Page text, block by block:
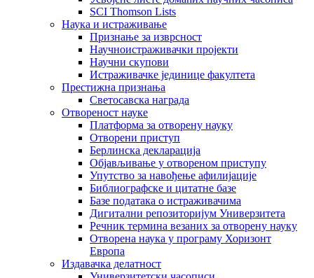
SCI Thomson Lists
Наука и истраживање
Признање за изврсност
Научноистраживачки пројекти
Научни скупови
Истраживачке јединице факултета
Престижна признања
Светосавска награда
Отвореност науке
Платформа за отворену науку
Отворени приступ
Берлинска декларација
Објављивање у отвореном приступу
Упутство за навођење афилијације
Библиографске и цитатне базе
Базе података о истраживачима
Дигитални репозиторијум Универзитета
Рeчник термина везаних за отворену науку
Отворена наука у програму Хоризонт
Европа
Издавачка делатност